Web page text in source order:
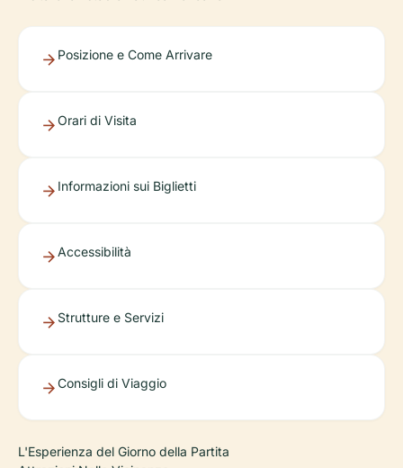
Posizione e Come Arrivare
Orari di Visita
Informazioni sui Biglietti
Accessibilità
Strutture e Servizi
Consigli di Viaggio
L'Esperienza del Giorno della Partita